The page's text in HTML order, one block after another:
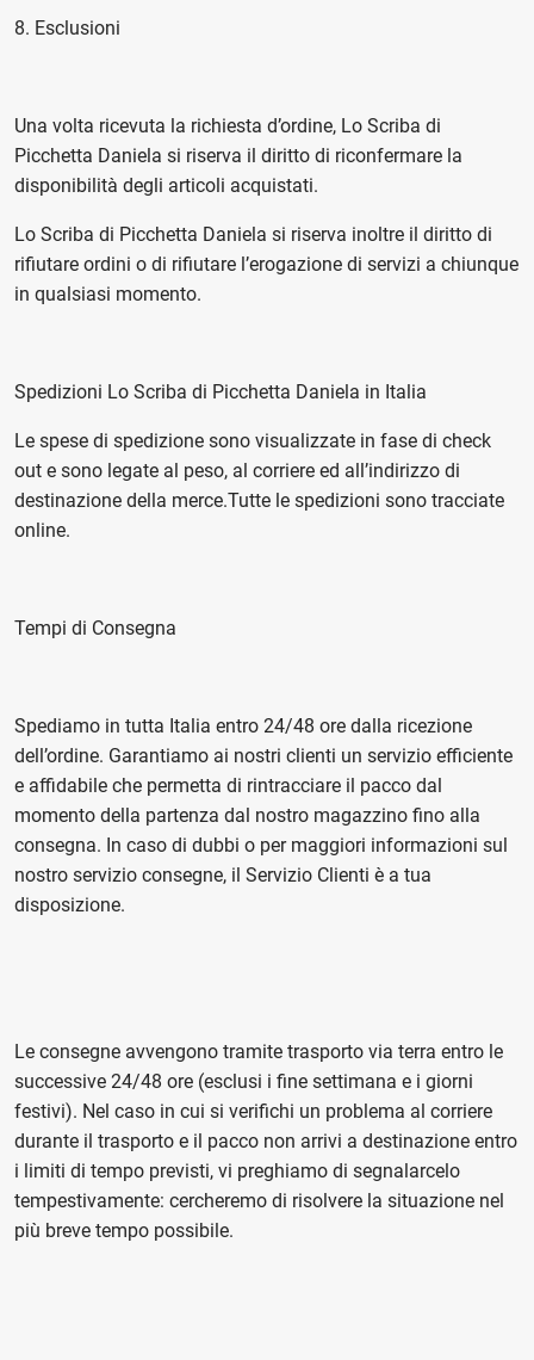
8. Esclusioni
Una volta ricevuta la richiesta d’ordine, Lo Scriba di
Picchetta Daniela si riserva il diritto di riconfermare la
disponibilità degli articoli acquistati.
Lo Scriba di Picchetta Daniela si riserva inoltre il diritto di
rifiutare ordini o di rifiutare l’erogazione di servizi a chiunque
in qualsiasi momento.
Spedizioni Lo Scriba di Picchetta Daniela in Italia
Le spese di spedizione sono visualizzate in fase di check
out e sono legate al peso, al corriere ed all’indirizzo di
destinazione della merce.Tutte le spedizioni sono tracciate
online.
Tempi di Consegna
Spediamo in tutta Italia entro 24/48 ore dalla ricezione
dell’ordine. Garantiamo ai nostri clienti un servizio efficiente
e affidabile che permetta di rintracciare il pacco dal
momento della partenza dal nostro magazzino fino alla
consegna. In caso di dubbi o per maggiori informazioni sul
nostro servizio consegne, il Servizio Clienti è a tua
disposizione.
Le consegne avvengono tramite trasporto via terra entro le
successive 24/48 ore (esclusi i fine settimana e i giorni
festivi). Nel caso in cui si verifichi un problema al corriere
durante il trasporto e il pacco non arrivi a destinazione entro
i limiti di tempo previsti, vi preghiamo di segnalarcelo
tempestivamente: cercheremo di risolvere la situazione nel
più breve tempo possibile.